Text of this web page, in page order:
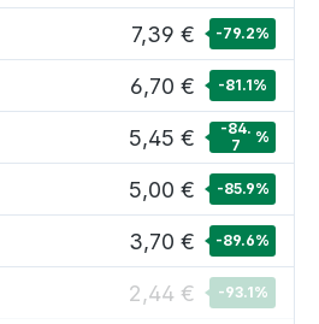
7,39 € -79.2%
6,70 € -81.1%
5,45 €
-84.
7
%
5,00 € -85.9%
3,70 € -89.6%
2,44 € -93.1%